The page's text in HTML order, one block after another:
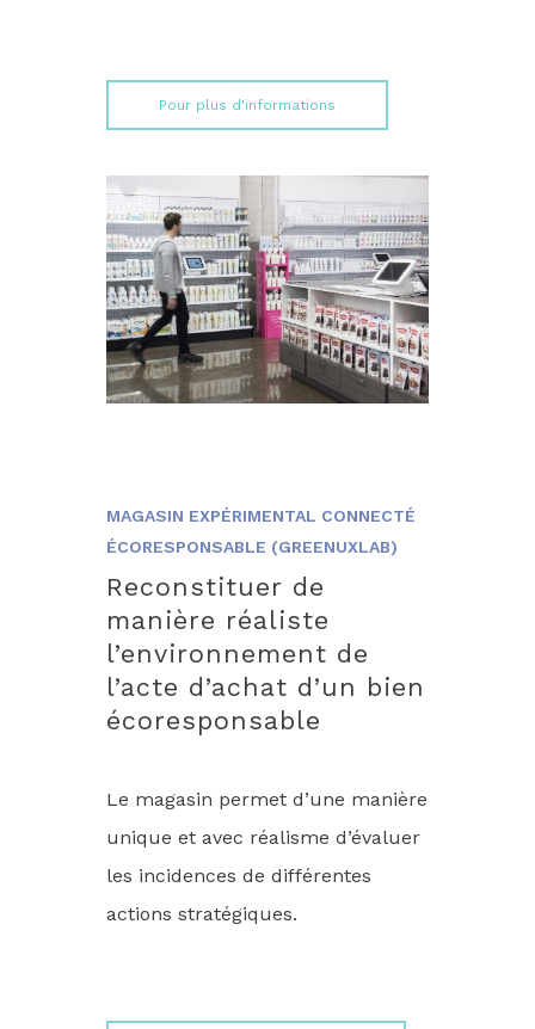
Pour plus d'informations
MAGASIN EXPÉRIMENTAL CONNECTÉ
ÉCORESPONSABLE (GREENUXLAB)
Reconstituer de
manière réaliste
l’environnement de
l’acte d’achat d’un bien
écoresponsable
Le magasin permet d’une manière
unique et avec réalisme d’évaluer
les incidences de différentes
actions stratégiques.